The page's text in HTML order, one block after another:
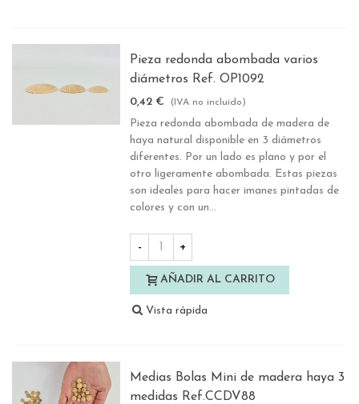
Pieza redonda abombada varios
diámetros Ref. OP1092
0,42 € (IVA no incluido)
Pieza redonda abombada de madera de
haya natural disponible en 3 diámetros
diferentes. Por un lado es plano y por el
otro ligeramente abombada. Estas piezas
son ideales para hacer imanes pintadas de
colores y con un...
- +
AÑADIR AL CARRITO
Vista rápida
Medias Bolas Mini de madera haya 3
medidas Ref.CCDV88